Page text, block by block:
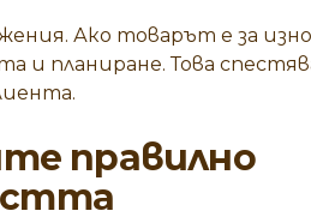
Ако товарът е за
и планиране. Това
правилно